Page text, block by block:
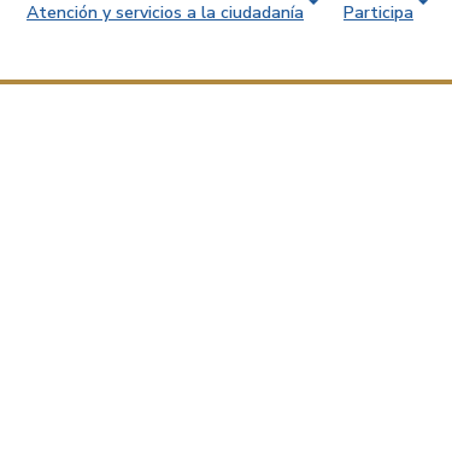
Atención y servicios a la ciudadanía Participa